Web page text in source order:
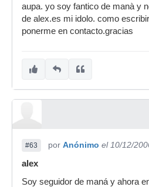
aupa. yo soy fantico de manà y
de alex.es mi idolo. como
ponerme en contacto.gracias
#63 por Anónimo el 10/12/
alex
Soy seguidor de maná y ahora